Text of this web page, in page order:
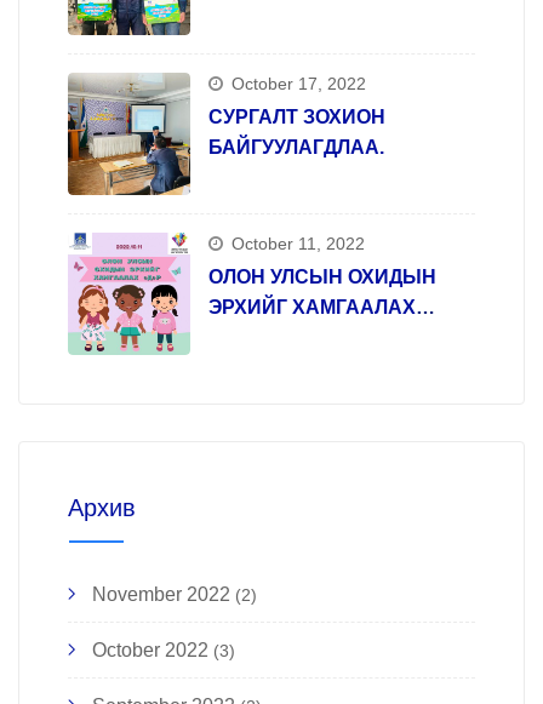
October 17, 2022
СУРГАЛТ ЗОХИОН
БАЙГУУЛАГДЛАА.
October 11, 2022
ОЛОН УЛСЫН ОХИДЫН
ЭРХИЙГ ХАМГААЛАХ
Архив
November 2022 (2)
October 2022 (3)